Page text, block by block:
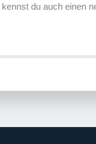
du auch einen